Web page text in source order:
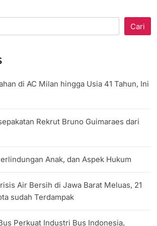
Cari
di AC Milan hingga Usia 41 Tahun, Ini
Rekrut Bruno Guimaraes dari
Anak, dan Aspek Hukum
Air Bersih di Jawa Barat Meluas, 21
sudah Terdampak
Perkuat Industri Bus Indonesia,